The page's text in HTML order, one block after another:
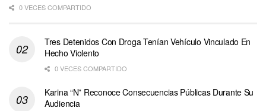
0 VECES COMPARTIDO
Tres Detenidos Con Droga Tenían Vehículo Vinculado En
Hecho Violento
0 VECES COMPARTIDO
Karina “N” Reconoce Consecuencias Públicas Durante Su
Audiencia